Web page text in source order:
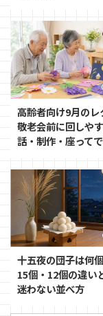
高齢者向け9月のレ
敬老会前に回しや
話・制作・座って
十五夜の団子は何
15個・12個の違い
迷わない並べ方